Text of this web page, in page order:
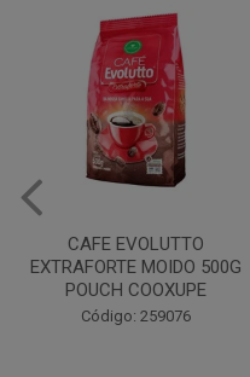
CAFE EVOLUTTO
TRADIONAL MOIDO 500G
POUCH COOXUPE
Código: 259077